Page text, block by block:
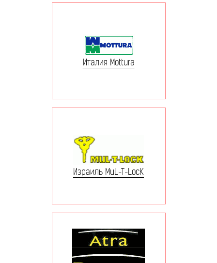
Италия Mottura
Израиль MuL-T-LocK